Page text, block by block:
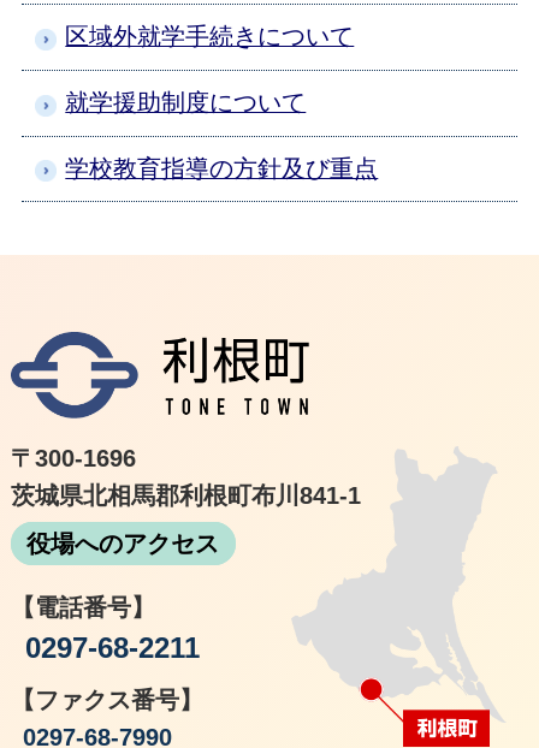
区域外就学手続きについて
就学援助制度について
学校教育指導の方針及び重点
〒300-1696
茨城県北相馬郡利根町布川841-1
役場へのアクセス
【電話番号】
0297-68-2211
【ファクス番号】
0297-68-7990